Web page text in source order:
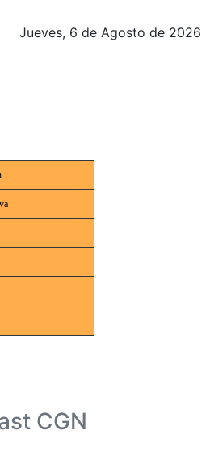
Jueves, 6 de Agosto de 2026
CGN